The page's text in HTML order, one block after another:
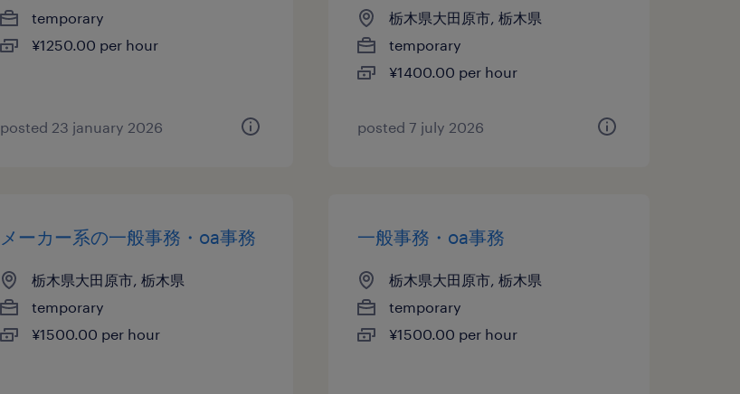
temporary
¥1250.00 per hour
posted 23 january 2026
栃木県大田原市, 栃木県
temporary
¥1400.00 per hour
posted 7 july 2026
メーカー系の一般事務・oa事務
栃木県大田原市, 栃木県
temporary
¥1500.00 per hour
一般事務・oa事務
栃木県大田原市, 栃木県
temporary
¥1500.00 per hour